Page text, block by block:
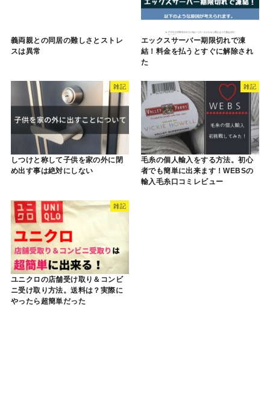
義両親との同居の難しさとストレ
スは異常
エックスサーバー期限切れで凍
結！料金を払うとすぐに解除され
た
雑記
しつけと称して子供を家の外に閉
め出す事は絶対にしない
雑記
毛糸の個人輸入をする方法。初心
者でも簡単に出来ます！WEBSの
輸入毛糸口コミレビュー
雑記
ユニクロの店舗受け取り＆コンビ
ニ受け取り方法。送料は？実際に
やったら超簡単だった